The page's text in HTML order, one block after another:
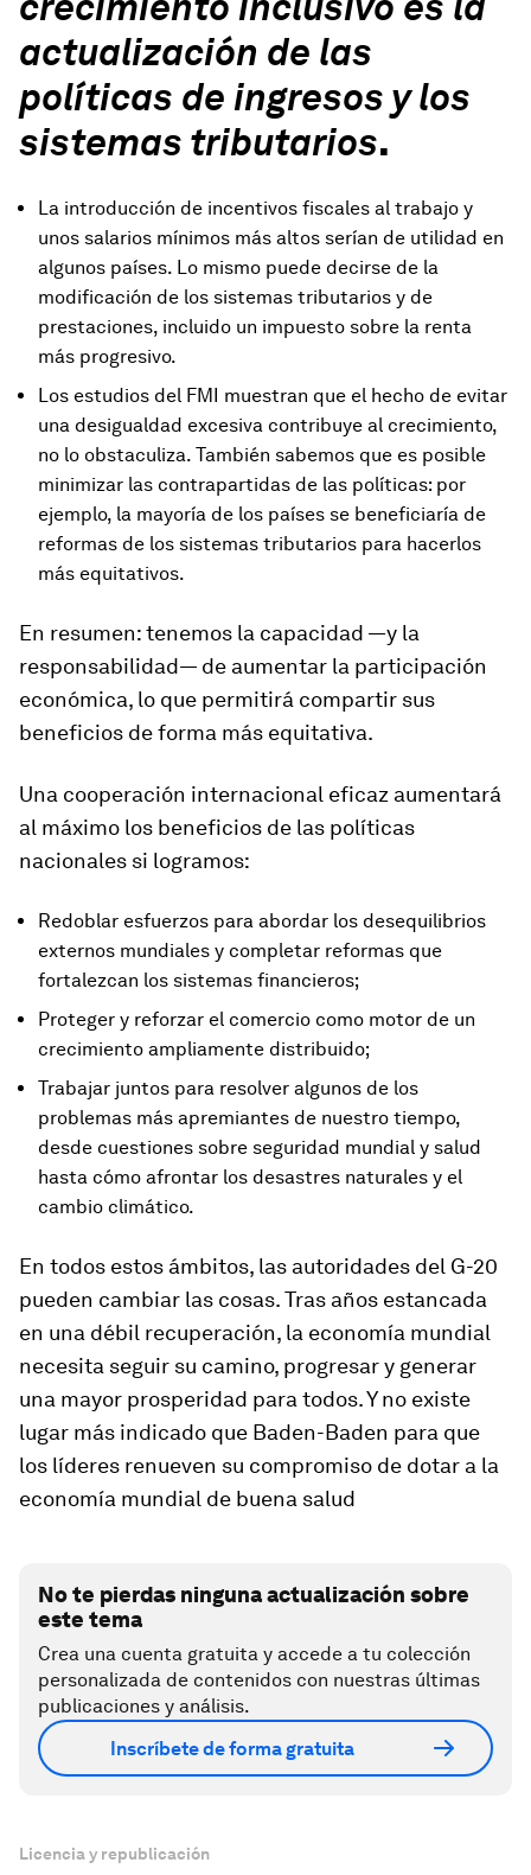
actualización de las
políticas de ingresos y los
sistemas tributarios.
La introducción de incentivos fiscales al trabajo y
unos salarios mínimos más altos serían de utilidad en
algunos países. Lo mismo puede decirse de la
modificación de los sistemas tributarios y de
prestaciones, incluido un impuesto sobre la renta
más progresivo.
Los estudios del FMI muestran que el hecho de evitar
una desigualdad excesiva contribuye al crecimiento,
no lo obstaculiza. También sabemos que es posible
minimizar las contrapartidas de las políticas: por
ejemplo, la mayoría de los países se beneficiaría de
reformas de los sistemas tributarios para hacerlos
más equitativos.
En resumen: tenemos la capacidad —y la
responsabilidad— de aumentar la participación
económica, lo que permitirá compartir sus
beneficios de forma más equitativa.
Una cooperación internacional eficaz aumentará
al máximo los beneficios de las políticas
nacionales si logramos:
Redoblar esfuerzos para abordar los desequilibrios
externos mundiales y completar reformas que
fortalezcan los sistemas financieros;
Proteger y reforzar el comercio como motor de un
crecimiento ampliamente distribuido;
Trabajar juntos para resolver algunos de los
problemas más apremiantes de nuestro tiempo,
desde cuestiones sobre seguridad mundial y salud
hasta cómo afrontar los desastres naturales y el
cambio climático.
En todos estos ámbitos, las autoridades del G-20
pueden cambiar las cosas. Tras años estancada
en una débil recuperación, la economía mundial
necesita seguir su camino, progresar y generar
una mayor prosperidad para todos. Y no existe
lugar más indicado que Baden-Baden para que
los líderes renueven su compromiso de dotar a la
economía mundial de buena salud
No te pierdas ninguna actualización sobre
este tema
Crea una cuenta gratuita y accede a tu colección
personalizada de contenidos con nuestras últimas
publicaciones y análisis.
Inscríbete de forma gratuita
Licencia y republicación